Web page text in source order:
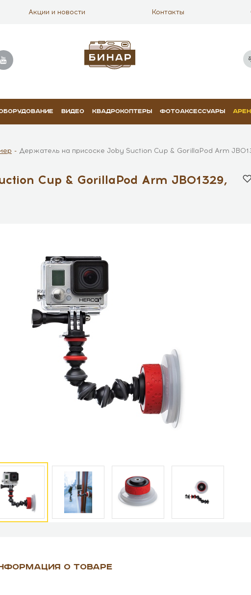
Акции и новости Контакты
ВИДЕО КВАДРОКОПТЕРЫ ФОТОАКСЕССУАРЫ
Держатель на присоске Joby Suction Сup & GorillaPod Arm
Сup & GorillaPod Arm JB01329,
О ТОВАРЕ